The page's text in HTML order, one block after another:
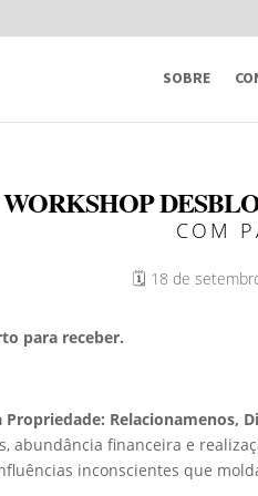
SOBRE
WORKSHOP
COM
🗓️ 18 de
para receber.
Propriedade: Relacionamenos,
abundância financeira e
inconscientes que